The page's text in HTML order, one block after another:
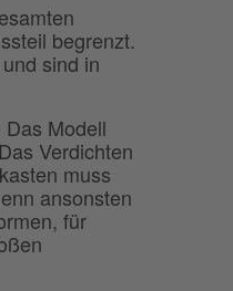
begrenzt.
sind in
Modell
Verdichten
muss
ansonsten
für